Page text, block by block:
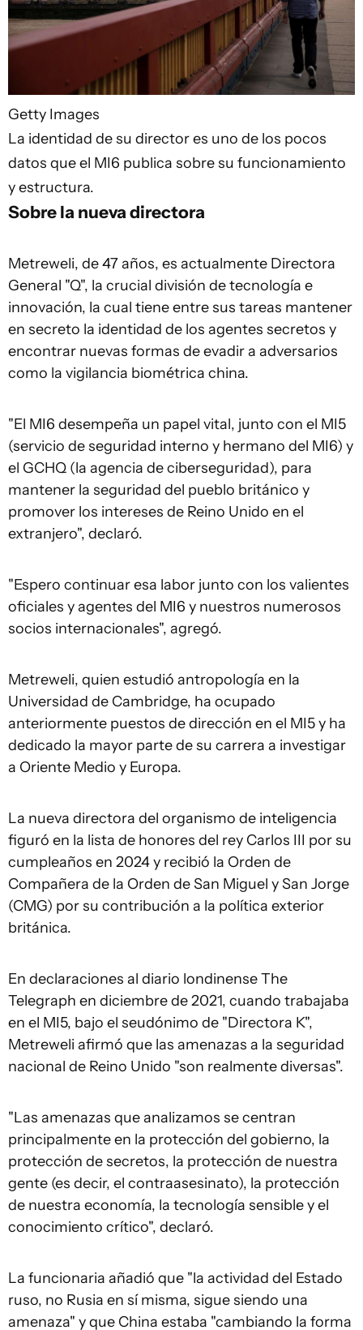
Getty Images
La identidad de su director es uno de los pocos
datos que el MI6 publica sobre su funcionamiento
y estructura.
Sobre la nueva directora
Metreweli, de 47 años, es actualmente Directora
General "Q", la crucial división de tecnología e
innovación, la cual tiene entre sus tareas mantener
en secreto la identidad de los agentes secretos y
encontrar nuevas formas de evadir a adversarios
como la vigilancia biométrica china.
"El MI6 desempeña un papel vital, junto con el MI5
(servicio de seguridad interno y hermano del MI6) y
el GCHQ (la agencia de ciberseguridad), para
mantener la seguridad del pueblo británico y
promover los intereses de Reino Unido en el
extranjero", declaró.
"Espero continuar esa labor junto con los valientes
oficiales y agentes del MI6 y nuestros numerosos
socios internacionales", agregó.
Metreweli, quien estudió antropología en la
Universidad de Cambridge, ha ocupado
anteriormente puestos de dirección en el MI5 y ha
dedicado la mayor parte de su carrera a investigar
a Oriente Medio y Europa.
La nueva directora del organismo de inteligencia
figuró en la lista de honores del rey Carlos III por su
cumpleaños en 2024 y recibió la Orden de
Compañera de la Orden de San Miguel y San Jorge
(CMG) por su contribución a la política exterior
británica.
En declaraciones al diario londinense The
Telegraph en diciembre de 2021, cuando trabajaba
en el MI5, bajo el seudónimo de "Directora K",
Metreweli afirmó que las amenazas a la seguridad
nacional de Reino Unido "son realmente diversas".
"Las amenazas que analizamos se centran
principalmente en la protección del gobierno, la
protección de secretos, la protección de nuestra
gente (es decir, el contraasesinato), la protección
de nuestra economía, la tecnología sensible y el
conocimiento crítico", declaró.
La funcionaria añadió que "la actividad del Estado
ruso, no Rusia en sí misma, sigue siendo una
amenaza" y que China estaba "cambiando la forma